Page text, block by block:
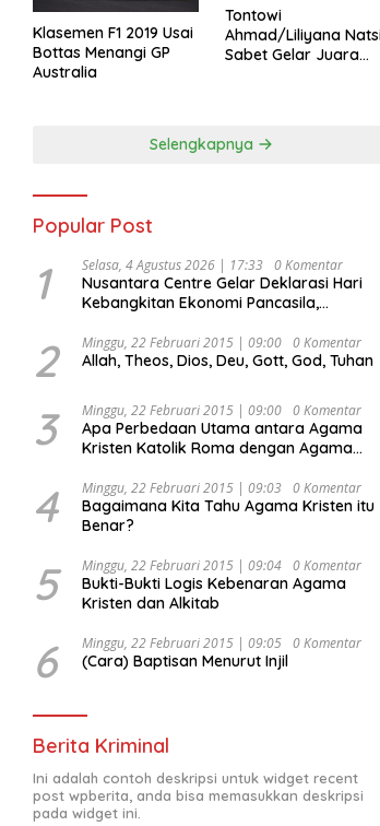
Klasemen F1 2019 Usai
Bottas Menangi GP
Australia
Tontowi
Ahmad/Liliyana
Sabet Gelar Juara
Selengkapnya
Popular Post
1 Selasa, 4 Agustus 2026 | 17:33 0 Komentar
Nusantara Centre Gelar Deklarasi Hari
Kebangkitan Ekonomi Pancasila,
Djojohadikusumo Anti Penjajahan
(Pergolakan Ekonomi Politik Indonesia) &
Undang Perekonomian Nasional dan
Kesejahteraan Sosial dalam Menata
Bangsa Menuju Indonesia Emas 2045”,
2 Minggu, 22 Februari 2015 | 09:00 0 Komentar
Allah, Theos, Dios, Deu, Gott, God, Tuhan
3 Minggu, 22 Februari 2015 | 09:00 0 Komentar
Apa Perbedaan Utama antara Agama
Kristen Katolik Roma dengan Agama
4 Minggu, 22 Februari 2015 | 09:03 0 Komentar
Bagaimana Kita Tahu Agama Kristen itu
Benar?
5 Minggu, 22 Februari 2015 | 09:04 0 Komentar
Bukti-Bukti Logis Kebenaran Agama
Kristen dan Alkitab
6 Minggu, 22 Februari 2015 | 09:05 0 Komentar
(Cara) Baptisan Menurut Injil
Berita Kriminal
Ini adalah contoh deskripsi untuk widget recent
post wpberita, anda bisa memasukkan deskripsi
pada widget ini.